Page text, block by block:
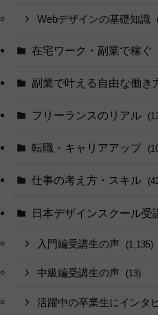
Webデザインの基礎知識
在宅ワーク・副業で稼ぐ
副業で叶える自由な働き
フリーランスのリアル
転職・キャリアアップ
仕事の考え方・スキル
日本デザインスクール受
入門編受講生の声 (1,135)
中級編受講生の声 (13)
活躍中の卒業生にインタ